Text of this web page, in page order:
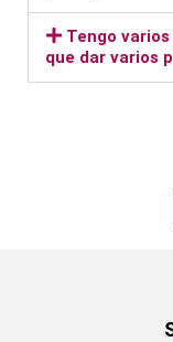
Tengo
que dar varios